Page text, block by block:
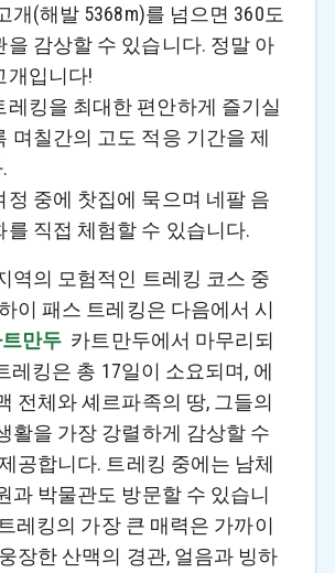
개(해발 5368m)를 넘으면 360도
을 감상할 수 있습니다. 정말 아
개입니다!
레킹을 최대한 편안하게 즐기실
며칠간의 고도 적응 기간을 제
정 중에 찻집에 묵으며 네팔 음
를 직접 체험할 수 있습니다.
역의 모험적인 트레킹 코스 중
이 패스 트레킹은 다음에서 시
만두 카트만두에서 마무리되
레킹은 총 17일이 소요되며, 에
전체와 셰르파족의 땅, 그들의
활을 가장 강렬하게 감상할 수
공합니다. 트레킹 중에는 남체
과 박물관도 방문할 수 있습니
레킹의 가장 큰 매력은 가까이
장한 산맥의 경관, 얼음과 빙하